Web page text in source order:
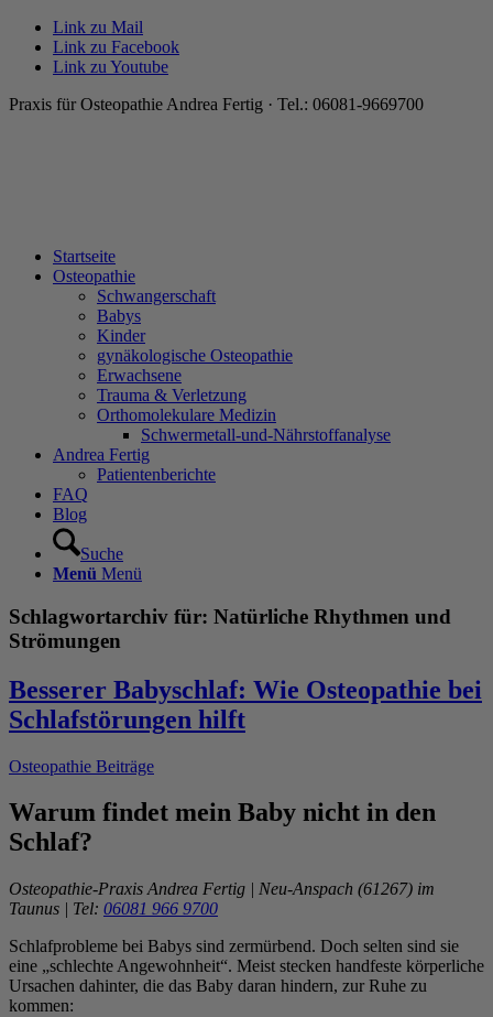
Link zu Mail
Link zu Facebook
Link zu Youtube
Praxis für Osteopathie Andrea Fertig · Tel.: 06081-9669700
Startseite
Osteopathie
Schwangerschaft
Babys
Kinder
gynäkologische Osteopathie
Erwachsene
Trauma & Verletzung
Orthomolekulare Medizin
Schwermetall-und-Nährstoffanalyse
Andrea Fertig
Patientenberichte
FAQ
Blog
Suche
Menü Menü
Schlagwortarchiv für: Natürliche Rhythmen und
Strömungen
Besserer Babyschlaf: Wie Osteopathie bei
Schlafstörungen hilft
Osteopathie Beiträge
Warum findet mein Baby nicht in den
Schlaf?
Osteopathie-Praxis Andrea Fertig | Neu-Anspach (61267) im
Taunus | Tel: 06081 966 9700
Schlafprobleme bei Babys sind zermürbend. Doch selten sind sie
eine „schlechte Angewohnheit“. Meist stecken handfeste körperliche
Ursachen dahinter, die das Baby daran hindern, zur Ruhe zu
kommen: